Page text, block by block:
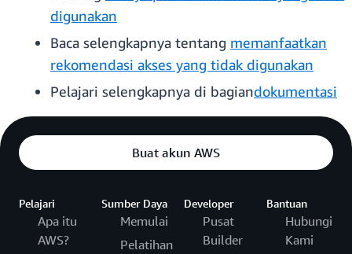
digunakan
Baca selengkapnya tentang memanfaatkan
rekomendasi akses yang tidak digunakan
Pelajari selengkapnya di bagiandokumentasi
Buat akun AWS
Pelajari
Apa itu
AWS?
Sumber Daya
Memulai
Pelatihan
Developer
Pusat
Builder
Bantuan
Hubungi
Kami